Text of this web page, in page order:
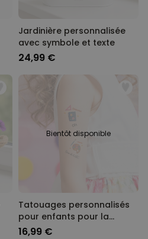
Jardinière personnalisée
avec symbole et texte
24,99 €
Bientôt disponible
Tatouages personnalisés
pour enfants pour la
rentrée scolaire
16,99 €